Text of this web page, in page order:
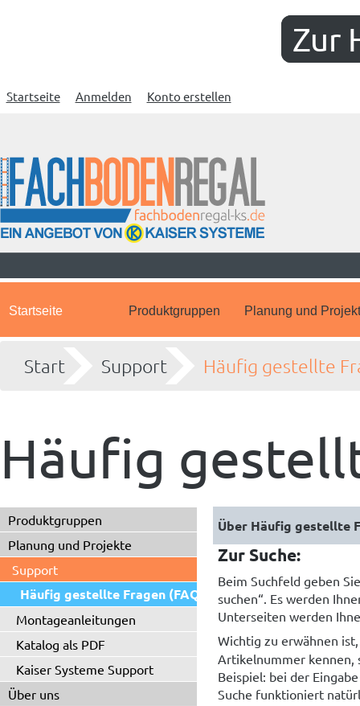
Zur
Startseite Anmelden Konto erstellen
Startseite Produktgruppen Planung und
Start Support Häufig gestellte
Häufig
Produktgruppen
Planung und Projekte
Support
Häufig gestellte Fragen (FAQ)
Montageanleitungen
Katalog als PDF
Kaiser Systeme Support
Über uns
Zur Suche:
Beim Suchfeld geben
suchen“. Es werden
Unterseiten werden
Wichtig zu erwähnen
Artikelnummer kennen,
Beispiel: bei der
Suche funktioniert